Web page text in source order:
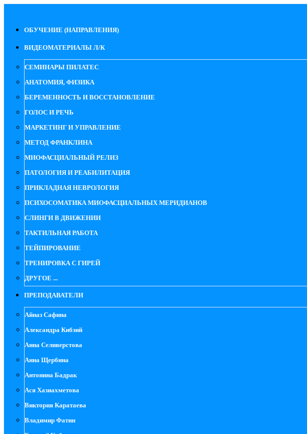
ОБУЧЕНИЕ (НАПРАВЛЕНИЯ)
ВИДЕОМАТЕРИАЛЫ Л/К
СЕМИНАРЫ ПИЛАТЕС
АНАТОМИЯ, ФИЗИКА
БЕРЕМЕННОСТЬ И ВОССТАНОВЛЕНИЕ
ГОЛОС И РЕЧЬ
МАРКЕТИНГ И УПРАВЛЕНИЕ
МЕТОД ФРАНКЛИНА
МИОФАСЦИАЛЬНЫЙ РЕЛИЗ
ПАТОЛОГИЯ И РЕАБИЛИТАЦИЯ
ПРИКЛАДНАЯ НЕВРОЛОГИЯ
ПСИХОСОМАТИКА МИОФАСЦИАЛЬНЫХ МЕРИДИАНОВ
СЛИНГИ В ДВИЖЕНИИ
ТАКТИЛЬНАЯ РАБОТА
ТЕЙПИРОВАНИЕ
ТРЕНИРОВКА С ГИРЕЙ
ДРУГОЕ ...
ПРЕПОДАВАТЕЛИ
Айназ Сафина
Александра Кибзий
Анна Селиверстова
Анна Щербина
Антонина Бадрак
Ася Хазиахметова
Виктория Каратаева
Владимир Фатин